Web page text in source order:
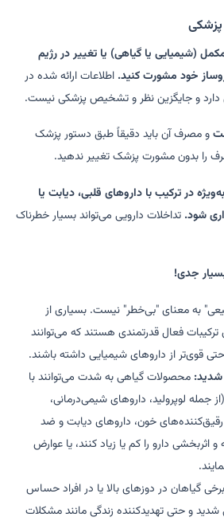
(شیمیایی یا گیاهی) یا تغییر در رژیم
خود مشورت کنید. اطلاعات ارائه شده در
دارد و جایگزین نظر و تشخیص پزشکی نیست.
و مصرف آن باید دقیقاً طبق دستور پزشک
را بدون مشورت پزشک تغییر ندهید.
در ترکیب با داروهای قلبی، دیابت یا
شود. تداخلات دارویی می‌تواند بسیار خطرناک
جدی!
به معنای "بی‌خطر" نیست. بسیاری از
فعال قدرتمندی هستند که می‌توانند
حتی قوی‌تر از داروهای شیمیایی داشته باشند.
شدید: محصولات گیاهی به شدت می‌توانند با
جمله لوپرولید، داروهای شیمی‌درمانی،
خون، داروهای دیابت و ضد
اثربخشی دارو را کم یا زیاد کنند، یا عوارض
برخی گیاهان در دوزهای بالا یا در افراد حساس
شدید و حتی تهدیدکننده زندگی مانند مشکلات